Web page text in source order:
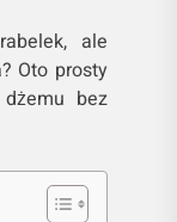
ale
Oto prosty
bez